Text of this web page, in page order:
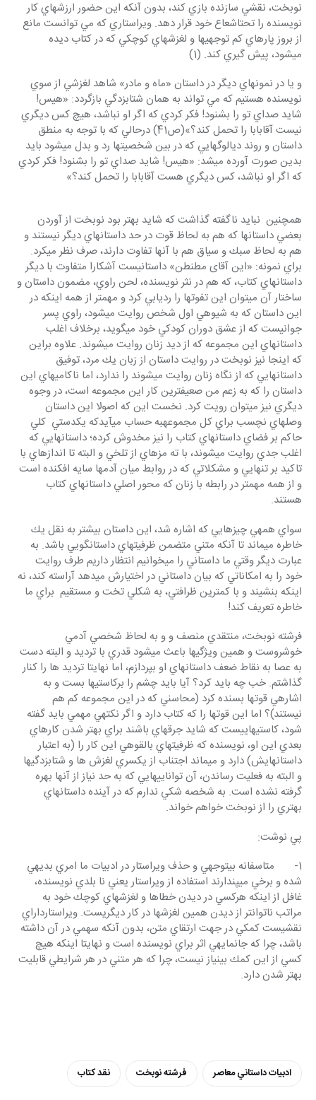
نوبخت، نقشي سازنده بازي كند، بدون آنكه اين حضور ارزش‎هاي كار
نويسنده را تحت‎اشعاع خود قرار دهد. ويراستاري كه مي توانست مانع
از بروز پاره‎اي كم توجهي‎ها و لغزش‎هاي كوچكي كه در كتاب ديده
مي‎شود، پيش گيري كند. (1)
و يا در نمونه‎اي ديگر در داستان «ماه و مادر» شاهد لغزشي از سوي
نويسنده هستيم كه مي تواند به همان شتابزدگي بازگردد: «هيس!
شايد صداي تو را بشنود! فكر كردي كه اگر او نباشد، هيچ كس ديگري
نيست آقابابا را تحمل كند؟»(ص41) درحالي كه با توجه به منطق
داستان و روند ديالوگ‎هايي كه در بين شخصيت‎ها رد و بدل مي‎شود بايد
بدين صورت آورده مي‎شد: «هيس! شايد صداي تو را بشنود! فكر كردي
كه اگر او نباشد، كس ديگري هست آقابابا را تحمل كند؟»
همچنين  نبايد ناگفته گذاشت كه شايد بهتر بود نوبخت از آوردن
بعضي داستانها كه هم به لحاظ قوت در حد داستانهاي ديگر نيستند و
هم به لحاظ سبك و سياق هم با آنها تفاوت دارند، صرف نظر مي‎كرد.
براي نمونه: «این آقای مطنطن» داستاني‎ست آشكارا متفاوت با ديگر
داستانهاي كتاب، كه هم در نثر نويسنده، لحن راوي، مضمون داستان و
ساختار آن مي‎توان اين تفوت‎ها را رديابي كرد و مهمتر از همه اينكه در
اين داستان كه به شيوه‎ي اول شخص روايت مي‎شود، راوي پسر
جواني‎ست كه از عشق دوران كودكي خود مي‎گويد، برخلاف اغلب
داستانهاي اين مجموعه كه از ديد زنان روايت مي‎شوند. علاوه براين
كه اينجا نيز نوبخت در روايت داستان از زبان يك مرد، توفيق
داستانهايي كه از نگاه زنان روايت مي‎شوند را ندارد، اما ناكامي‎هاي اين
داستان را كه به زعم من صعيف‎ترين كار اين مجموعه است، در وجوه
ديگري نيز مي‎توان رويت كرد. نخست اين كه اصولا اين داستان
وصله‎اي نچسب براي كل مجموعهبه حساب مي‎آيدكه يكدستي  كلي
حاكم بر فضاي داستانهاي كتاب را نيز مخدوش كرده؛ داستانهايي كه
اغلب جدي روايت مي‎شوند، با ته مزه‎اي از تلخي و البته تا اندازه‎اي با
تاكيد بر تنهايي و مشكلاتي كه در روابط ميان آدمها سايه افكنده است
و از همه مهمتر در رابطه با زنان كه محور اصلي داستانهاي كتاب
هستند.
سواي همه‎ي چيزهايي كه اشاره شد، اين داستان بيشتر به نقل يك
خاطره‎ مي‎ماند تا آنكه متني متضمن ظرفيت‎هاي داستانگويي باشد. به
عبارت ديگر وقتي ما داستاني را مي‎خوانيم انتظار داريم طرف روايت
خود را به امكاناتي كه بيان داستاني در اختيارش مي‎دهد آراسته كند، نه
اينكه بنشيند و با كمترين ظرافتي، به شكلي تخت و مستقيم  براي ما
خاطره تعريف كند!
فرشته نوبخت، منتقدي منصف و و به لحاظ شخصي آدمي
خوش‎روست و همين ويژگي‎ها باعث مي‎شود قدري با ترديد و البته دست
به عصا به نقاط ضعف داستانهاي او بپردازم، اما نهايتا ترديد ها را كنار
گذاشتم. خب چه بايد كرد؟ آيا بايد چشم را بركاستي‎ها بست و به
اشاره‎ي قوت‎ها بسنده كرد (محاسني كه در اين مجموعه كم هم
نيستند)؟ اما اين قوت‎ها را كه كتاب دارد و اگر نكته‎ي مهمي بايد گفته
شود، كاستي‎هايي‎ست كه شايد جرقه‎اي باشند براي بهتر شدن كارهاي
بعدي اين او، نويسنده كه ظرفيت‎هاي بالقوه‎‎ي اين كار را (به اعتبار
داستانهايش) دارد و مي‎ماند اجتناب از يكسري لغزش ها و شتابزدگي‎ها
و البته به فعليت رساندن، آن توانايي‎هايي كه به حد نياز از آنها بهره
گرفته نشده است. به شخصه شكي ندارم كه در آينده داستانهاي
بهتري را از نوبخت خواهم خواند.
پي نوشت:
1-       متاسفانه بي‎توجهي و حذف ويراستار در ادبيات ما امري بديهي
شده و برخي مي‎پندارند استفاده از ويراستار يعني نا بلدي نويسنده،
غافل از اينكه هركسي در ديدن خطاها و لغزش‎هاي كوچك خود به
مراتب ناتوان‎تر از ديدن همين لغزش‎ها در كار ديگري‎ست. ويراستارداراي
نقشي‎ست كمكي در جهت ارتقاي متن، بدون آنكه سهمي در آن داشته
باشد، چرا كه جانمايه‎ي اثر براي نويسنده است و نهايتا اينكه هيچ
كسي از اين كمك بي‎نياز نيست، چرا كه هر متني در هر شرايطي قابليت
بهتر شدن دارد.
ادبيات داستاني معاصر فرشته نوبخت نقد كتاب